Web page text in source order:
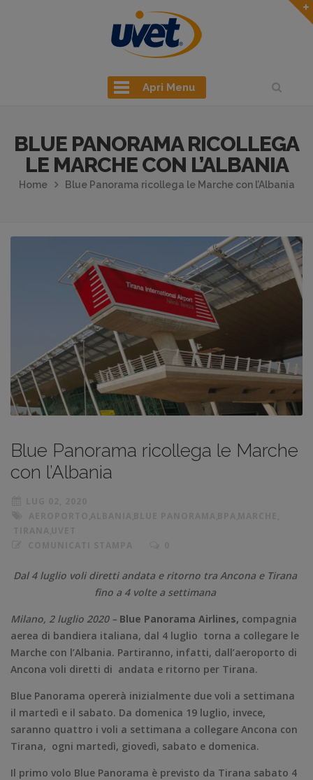
Apri Menu
BLUE PANORAMA RICOLLEGA
LE MARCHE CON L’ALBANIA
Home Blue Panorama ricollega le Marche con l’Albania
Blue Panorama ricollega le Marche
con l’Albania
Dal 4 luglio voli diretti andata e ritorno tra Ancona e Tirana
fino a 4 volte a settimana
Milano, 2 luglio 2020 – Blue Panorama Airlines, compagnia
aerea di bandiera italiana, dal 4 luglio torna a collegare le
Marche con l’Albania. Partiranno, infatti, dall’aeroporto di
Ancona voli diretti di andata e ritorno per Tirana.
Blue Panorama opererà inizialmente due voli a settimana
il martedì e il sabato. Da domenica 19 luglio, invece,
saranno quattro i voli a settimana a collegare Ancona con
Tirana, ogni martedì, giovedì, sabato e domenica.
Il primo volo Blue Panorama è previsto da Tirana sabato 4